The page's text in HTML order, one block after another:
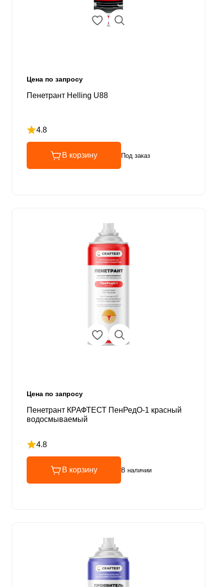
Цена по запросу
Пенетрант Helling U88
4.8
Рейтинг 4.8 из 5
В корзину Под заказ
Цена по запросу
Пенетрант КРАФТЕСТ ПенРедО-1 красный
водосмываемый
4.8
Рейтинг 4.8 из 5
В корзину В наличии